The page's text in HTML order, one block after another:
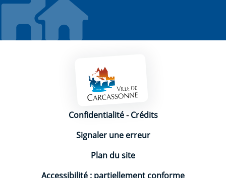
Mentions légales
Confidentialité-Crédits
Signaler une erreur
Plan du site
Accessibilité : partiellement conforme